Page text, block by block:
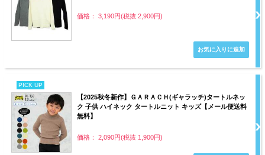
価格： 3,190円(税抜 2,900円)
PICK UP
【2025秋冬新作】ＧＡＲＡＣＨ(ギャラッチ)タートルネッ
ク 子供 ハイネック タートルニット キッズ【メール便送料
無料】
価格： 2,090円(税抜 1,900円)